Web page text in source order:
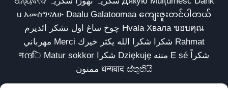
u አመሰግናለሁ Daalụ Galatoomaa ကျေးဇူးတင်ပါတယ်
چوخ ساغ اول تشکر ائدیرم Hvala Хвала ขอบคุณ
مهرباني Merci شكرا شكرا الله يكثر خيرك Rahmat
नന്ദि Matur sokkor شكرا Dziękuję مننه Ẹ ṣé شكراً
ممنون धन्यवाद ස්තුතියි